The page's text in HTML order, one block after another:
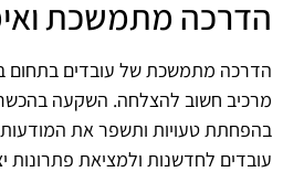
הדרכה מתמשכת
הדרכה מתמשכת של עובדים בתחום
מרכיב חשוב להצלחה. השקעה
בהפחתת טעויות ותשפר את המודעות
עובדים לחדשנות ולמציאת פתרונות